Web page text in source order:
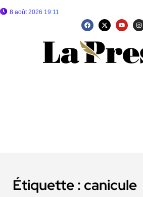
8 août 2026 19:11
Étiquette : canicule